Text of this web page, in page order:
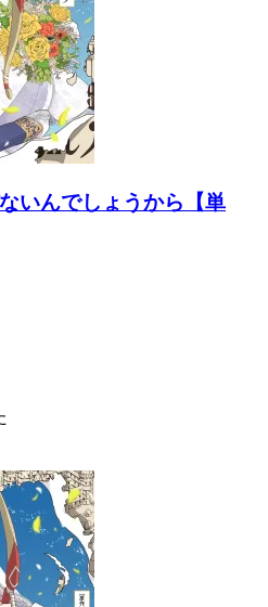
いんでしょうから【単